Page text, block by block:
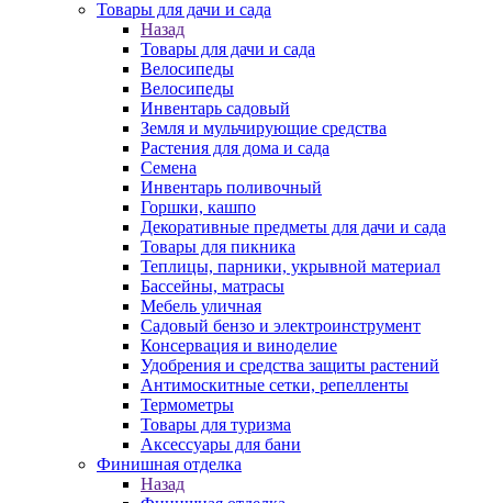
Товары для дачи и сада
Назад
Товары для дачи и сада
Велосипеды
Велосипеды
Инвентарь садовый
Земля и мульчирующие средства
Растения для дома и сада
Семена
Инвентарь поливочный
Горшки, кашпо
Декоративные предметы для дачи и сада
Товары для пикника
Теплицы, парники, укрывной материал
Бассейны, матрасы
Мебель уличная
Садовый бензо и электроинструмент
Консервация и виноделие
Удобрения и средства защиты растений
Антимоскитные сетки, репелленты
Термометры
Товары для туризма
Аксессуары для бани
Финишная отделка
Назад